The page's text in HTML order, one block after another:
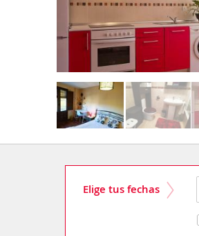
Elige tus fechas